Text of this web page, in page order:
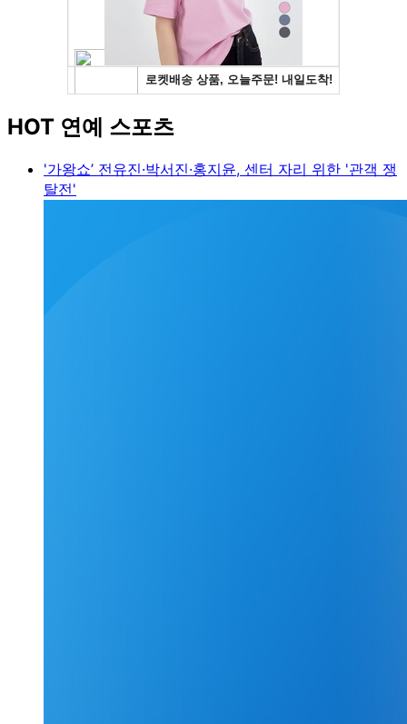
HOT 연예 스포츠
'가왕쇼’ 전유진·박서진·홍지윤, 센터 자리 위한 '관객 쟁
탈전'